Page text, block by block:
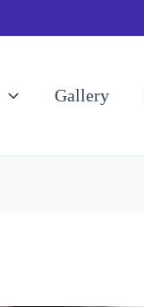
Gallery